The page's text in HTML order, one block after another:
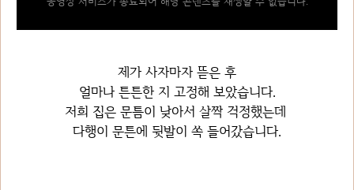
제가 사자마자 뜯은 후
얼마나 튼튼한 지 고정해 보았습니다.
저희 집은 문틈이 낮아서 살짝 걱정했는데
다행이 문튼에 뒷발이 쏙 들어갔습니다.